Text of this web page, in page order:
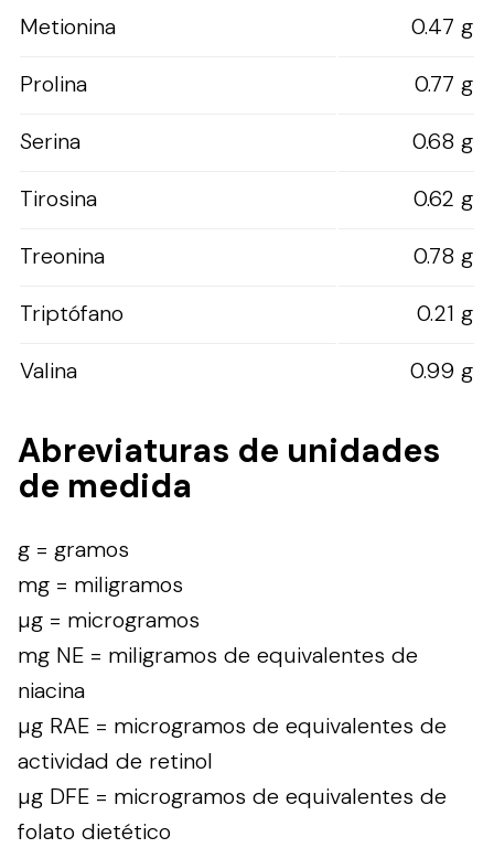
Metionina
0.47 g
Prolina
0.77 g
Serina
0.68 g
Tirosina
0.62 g
Treonina
0.78 g
Triptófano
0.21 g
Valina
0.99 g
Abreviaturas de unidades
de medida
g = gramos
mg = miligramos
µg = microgramos
mg NE = miligramos de equivalentes de
niacina
µg RAE = microgramos de equivalentes de
actividad de retinol
µg DFE = microgramos de equivalentes de
folato dietético